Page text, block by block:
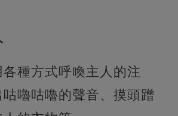
種方式呼喚主人的注
嚕咕嚕的聲音、摸頭蹭